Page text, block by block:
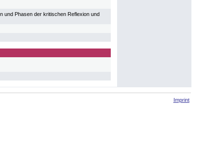
und Phasen der kritischen Reflexion und
Imprint